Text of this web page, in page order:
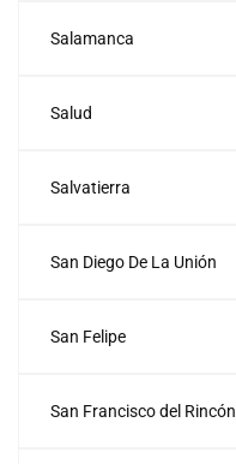
Salamanca
Salud
Salvatierra
San Diego De La Unión
San Felipe
San Francisco del Rincón